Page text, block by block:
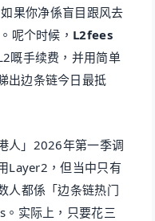
果你净係盲目跟风去
呢个时候， L2fees
嘅手续费，并用简单
出边条链今日最抵
人」2026年第一季调
Layer2，但当中只有
人都係「边条链热门
。实际上，只要花三